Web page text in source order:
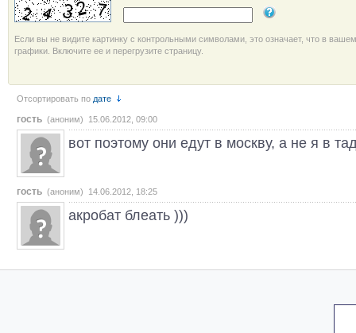
Если вы не видите картинку с контрольными символами, это означает, что в
графики. Включите ее и перегрузите страницу.
Отсортировать по дате
гость (аноним) 15.06.2012, 09:00
вот поэтому они едут в москву, а не я в
гость (аноним) 14.06.2012, 18:25
акробат блеать )))